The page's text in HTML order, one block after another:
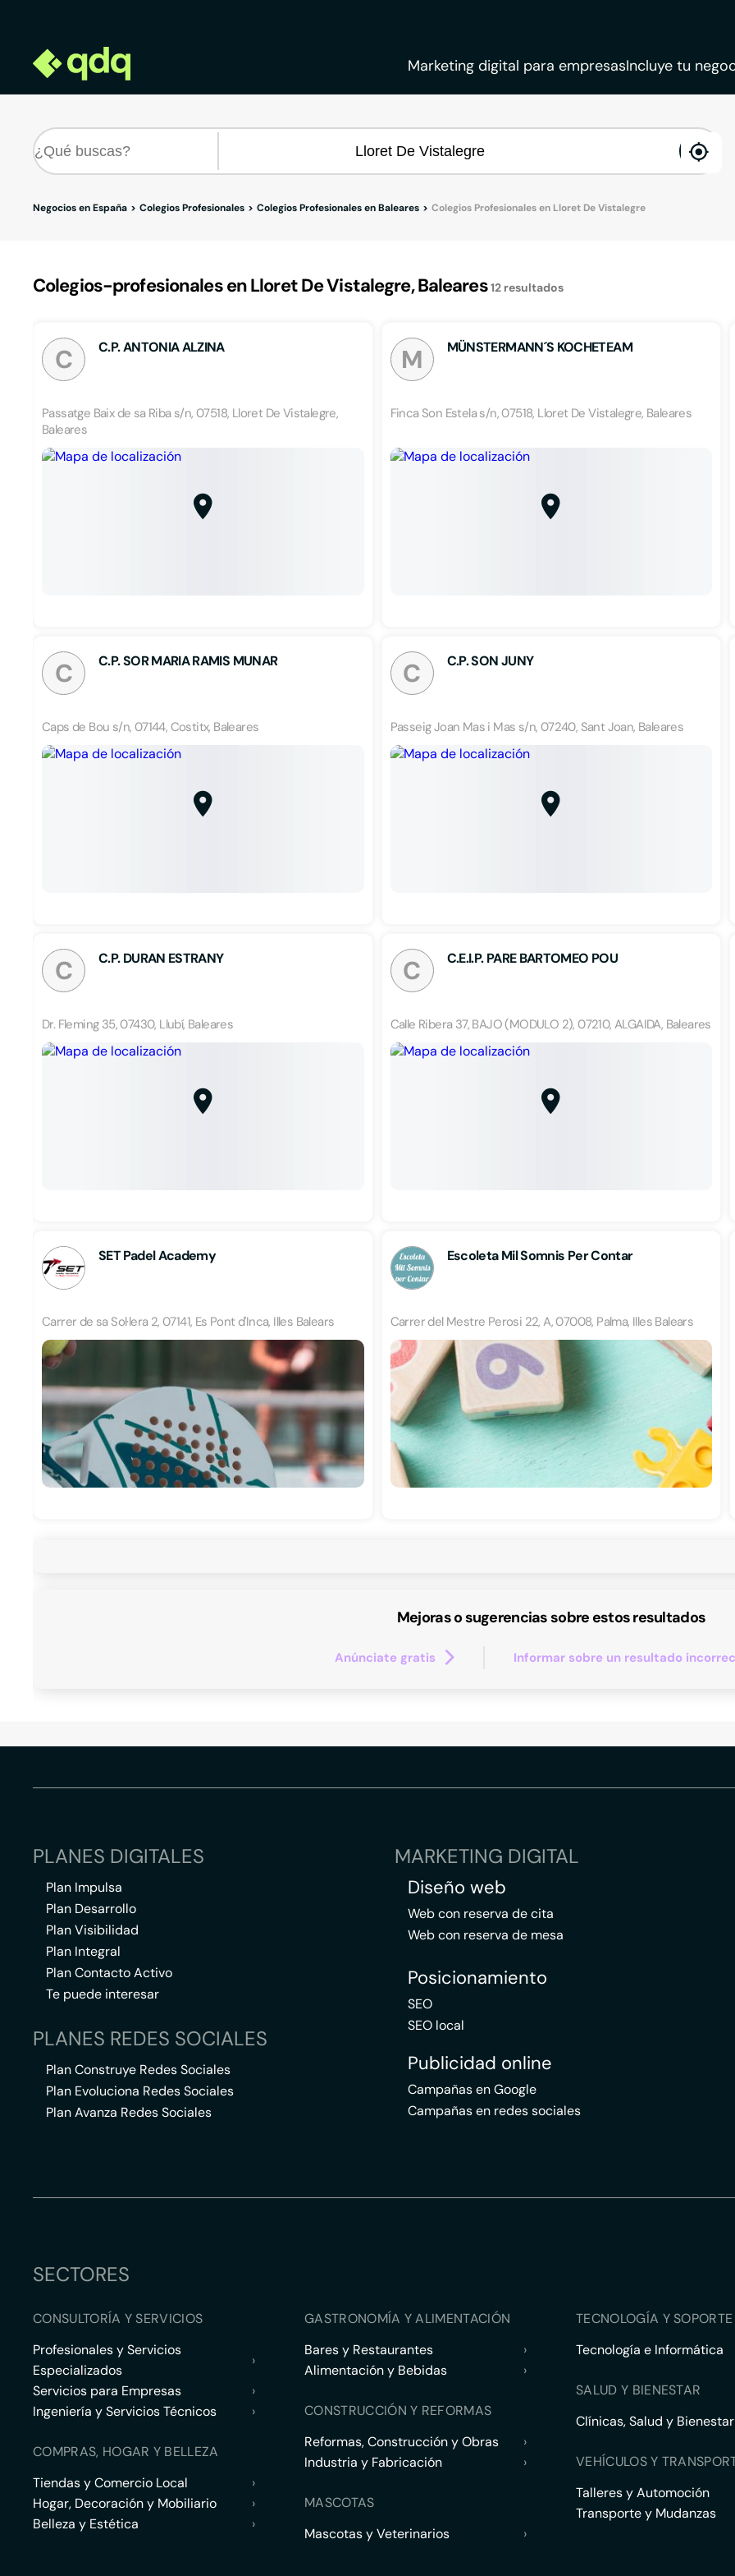
Marketing digital para empresasIncluye tu
Negocios en España Colegios Profesionales Colegios Profesionales en Baleares Colegios Profesionales en Lloret De Vistalegre
Colegios-profesionales en Lloret De Vistalegre, Baleares12 resultados
C C.P. ANTONIA ALZINA
Passatge Baix de sa Riba s/n, 07518, Lloret De Vistalegre,
Baleares
M MÜNSTERMANN´S KOCHETEAM
Finca Son Estela s/n, 07518, Lloret De Vistalegre, Baleares
C C.P. SOR MARIA RAMIS MUNAR
Caps de Bou s/n, 07144, Costitx, Baleares
C C.P. SON JUNY
Passeig Joan Mas i Mas s/n, 07240, Sant Joan, Baleares
C C.P. DURAN ESTRANY
Dr. Fleming 35, 07430, Llubí, Baleares
C C.E.I.P. PARE BARTOMEO POU
Calle Ribera 37, BAJO (MODULO 2), 07210, ALGAIDA, Baleares
SET Padel Academy
Carrer de sa Sol·lera 2, 07141, Es Pont d'Inca, Illes Balears
Escoleta Mil Somnis Per Contar
Carrer del Mestre Perosi 22, A, 07008, Palma, Illes Balears
Mejoras o sugerencias sobre estos resultados
Anúnciate gratis Informar sobre un resultado
PLANES DIGITALES
Plan Impulsa
Plan Desarrollo
Plan Visibilidad
Plan Integral
Plan Contacto Activo
Te puede interesar
PLANES REDES SOCIALES
Plan Construye Redes Sociales
Plan Evoluciona Redes Sociales
Plan Avanza Redes Sociales
MARKETING DIGITAL
Diseño web
Web con reserva de cita
Web con reserva de mesa
Posicionamiento
SEO
SEO local
Publicidad online
Campañas en Google
Campañas en redes sociales
SECTORES
CONSULTORÍA Y SERVICIOS
Profesionales y Servicios
Especializados
›
Servicios para Empresas
›
Ingeniería y Servicios Técnicos
›
COMPRAS, HOGAR Y BELLEZA
Tiendas y Comercio Local
›
Hogar, Decoración y Mobiliario
›
Belleza y Estética
›
GASTRONOMÍA Y ALIMENTACIÓN
Bares y Restaurantes
›
Alimentación y Bebidas
›
CONSTRUCCIÓN Y REFORMAS
Reformas, Construcción y Obras
›
Industria y Fabricación
›
MASCOTAS
Mascotas y Veterinarios
›
TECNOLOGÍA Y
Tecnología e Informática
SALUD Y BIENESTAR
Clínicas, Salud y Bienestar
VEHÍCULOS Y
Talleres y Automoción
Transporte y Mudanzas